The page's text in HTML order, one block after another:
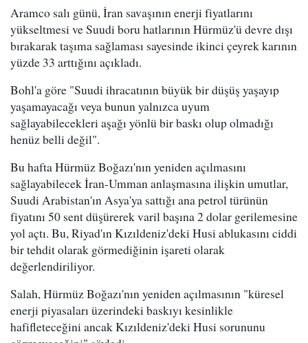
Aramco salı günü, İran savaşının enerji fiyatlarını
yükseltmesi ve Suudi boru hatlarının Hürmüz'ü devre dışı
bırakarak taşıma sağlaması sayesinde ikinci çeyrek karının
yüzde 33 arttığını açıkladı.
Bohl'a göre "Suudi ihracatının büyük bir düşüş yaşayıp
yaşamayacağı veya bunun yalnızca uyum
sağlayabilecekleri aşağı yönlü bir baskı olup olmadığı
henüz belli değil".
Bu hafta Hürmüz Boğazı'nın yeniden açılmasını
sağlayabilecek İran-Umman anlaşmasına ilişkin umutlar,
Suudi Arabistan'ın Asya'ya sattığı ana petrol türünün
fiyatını 50 sent düşürerek varil başına 2 dolar gerilemesine
yol açtı. Bu, Riyad'ın Kızıldeniz'deki Husi ablukasını ciddi
bir tehdit olarak görmediğinin işareti olarak
değerlendiriliyor.
Salah, Hürmüz Boğazı'nın yeniden açılmasının "küresel
enerji piyasaları üzerindeki baskıyı kesinlikle
hafifleteceğini ancak Kızıldeniz'deki Husi sorununu